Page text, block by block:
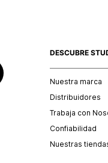
DESCUBRE
Nuestra marca
Distribuidores
Trabaja con
Confiabilidad
Nuestras